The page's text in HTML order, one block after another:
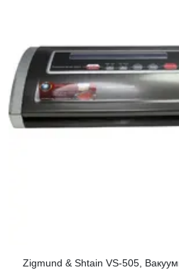
Zigmund & Shtain VS-505,